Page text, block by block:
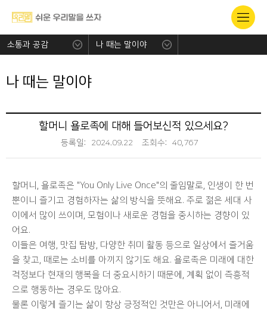
소통과 공감 나 때는 말이야
나 때는 말이야
할머니 욜로족에 대해 들어보신적 있으세요?
등록일: 2024.09.22 조회수: 40,767
할머니, 욜로족은 "You Only Live Once"의 줄임말로, 인생이 한 번
뿐이니 즐기고 경험하자는 삶의 방식을 뜻해요. 주로 젊은 세대 사
이에서 많이 쓰이며, 모험이나 새로운 경험을 중시하는 경향이 있
어요.
이들은 여행, 맛집 탐방, 다양한 취미 활동 등으로 일상에서 즐거움
을 찾고, 때로는 소비를 아끼지 않기도 해요. 욜로족은 미래에 대한
걱정보다 현재의 행복을 더 중요시하기 때문에, 계획 없이 즉흥적
으로 행동하는 경우도 많아요.
물론 이렇게 즐기는 삶이 항상 긍정적인 것만은 아니어서, 미래에